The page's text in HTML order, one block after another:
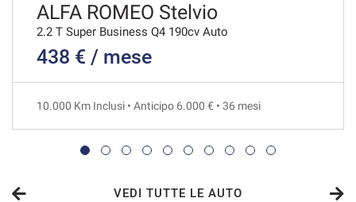
VEDI
706€/mese
36 Mesi
ALFA ROMEO Stelvio
2.2 T Super Business Q4 190cv Auto
438 € / mese
10.000 Km Inclusi • Anticipo 6.000 € • 36 mesi
VEDI TUTTE LE AUTO